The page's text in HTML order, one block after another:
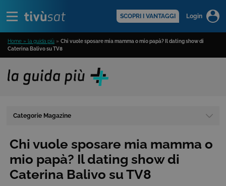
SCOPRI I VANTAGGI Login
Home » la guida più » Chi vuole sposare mia mamma o mio papà? Il dating show di
Caterina Balivo su TV8
Categorie Magazine
Chi vuole sposare mia mamma o
mio papà? Il dating show di
Caterina Balivo su TV8